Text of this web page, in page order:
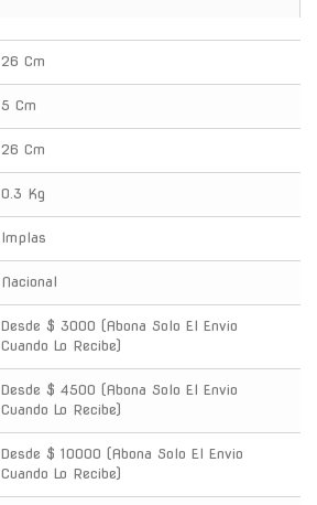
26 Cm
5 Cm
26 Cm
0.3 Kg
Implas
Nacional
Desde $ 3000 (Abona Solo El Envio
Cuando Lo Recibe)
Desde $ 4500 (Abona Solo El Envio
Cuando Lo Recibe)
Desde $ 10000 (Abona Solo El Envio
Cuando Lo Recibe)